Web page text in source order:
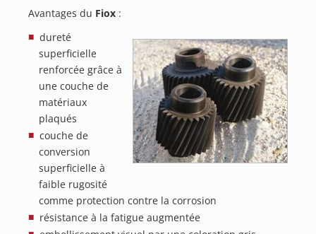
Avantages du Fiox :
dureté
superficielle
renforcée grâce à
une couche de
matériaux
plaqués
couche de
conversion
superficielle à
faible rugosité
comme protection contre la corrosion
résistance à la fatigue augmentée